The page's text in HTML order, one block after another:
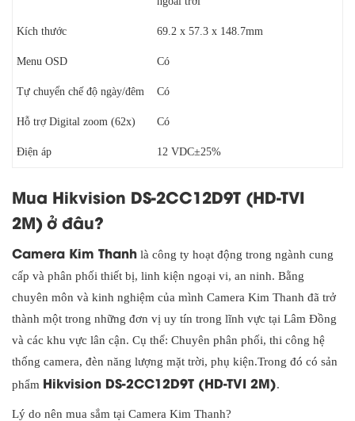
Kích thước 69.2 x 57.3 x 148.7mm
Menu OSD Có
Tự chuyển chế độ ngày/đêm Có
Hỗ trợ Digital zoom (62x) Có
Điện áp 12 VDC±25%
Mua Hikvision DS-2CC12D9T (HD-TVI
2M)ở đâu?
Camera Kim Thanh là công ty hoạt động trong ngành cung
cấp và phân phối thiết bị, linh kiện ngoại vi, an ninh. Bằng
chuyên môn và kinh nghiệm của mình Camera Kim Thanh đã trở
thành một trong những đơn vị uy tín trong lĩnh vực tại Lâm Đồng
và các khu vực lân cận. Cụ thể: Chuyên phân phối, thi công hệ
thống camera, đèn năng lượng mặt trời, phụ kiện.Trong đó có sản
phẩm Hikvision DS-2CC12D9T (HD-TVI 2M).
Lý do nên mua sắm tại Camera Kim Thanh?